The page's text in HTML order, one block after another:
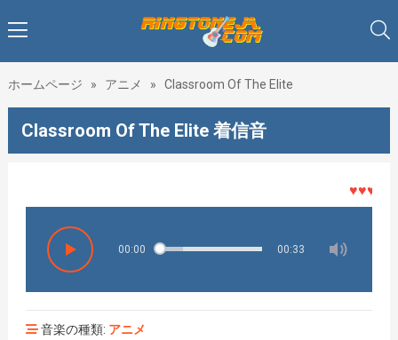
ホームページ » アニメ » Classroom Of The Elite
Classroom Of The Elite 着信音
♥♥♥着メ
00:00 00:33
音楽の種類: アニメ